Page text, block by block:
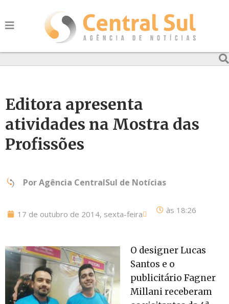
Editora apresenta
atividades na Mostra das
Profissões
PorAgência CentralSul de Notícias
17 de outubro de 2014, sexta-feira às 18:26
O designer Lucas
Santos e o
publicitário Fagner
Millani receberam